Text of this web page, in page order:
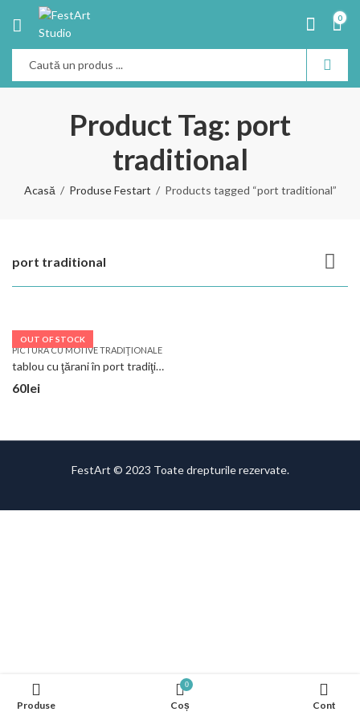
0
Product Tag: port
traditional
Acasă Produse Festart Products tagged “port traditional”
port traditional
OUT OF STOCK
PICTURĂ CU MOTIVE TRADIŢIONALE
tablou cu ţărani în port tradiţional
60lei
FestArt © 2023 Toate drepturile rezervate.
Produse
0
Coș Cont